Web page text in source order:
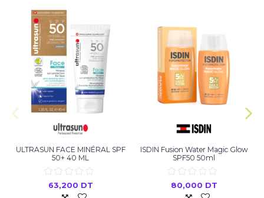
ULTRASUN FACE MINÉRAL SPF
50+ 40 ML
63,200 DT
ISDIN Fusion Water Magic Glow
SPF50 50ml
80,000 DT